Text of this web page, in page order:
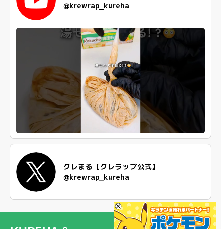
@krewrap_kureha
クレまる【クレラップ公式】
@krewrap_kureha